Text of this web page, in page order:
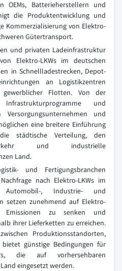
OEMs, Batterieherstellern und
die Produktentwicklung und
Kommerzialisierung von Elektro-
Gütertransport.
und privaten Ladeinfrastruktur
Elektro-LKWs im deutschen
in Schnellladestrecken, Depot-
an Logistikzentren
Flotten. Von der
und
Versorgungsunternehmen und
eine breitere Einführung
städtische Verteilung, den
und industrielle
Land.
und Fertigungsbranchen
nach Elektro-LKWs im
Automobil-, Industrie- und
setzen zunehmend auf Elektro-
Emissionen zu senken und
ihrer Lieferketten zu erreichen.
Produktionsstandorten,
günstige Bedingungen für
die auf vorhersehbaren
eingesetzt werden.